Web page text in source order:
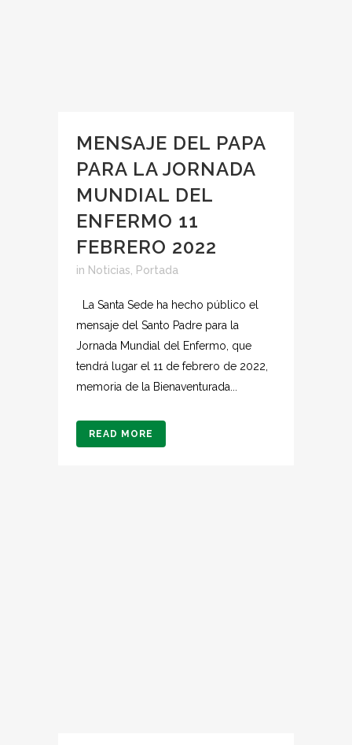
MENSAJE DEL PAPA
PARA LA JORNADA
MUNDIAL DEL
ENFERMO 11
FEBRERO 2022
in Noticias Portada
La Santa Sede ha hecho público el
mensaje del Santo Padre para la
Jornada Mundial del Enfermo, que
tendrá lugar el 11 de febrero de 2022,
memoria de la Bienaventurada...
READ MORE